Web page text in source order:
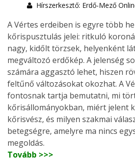
Hírszerkesztő: Erdő-Mező
A Vértes erdeiben is egyre több
kőrispusztulás jelei: ritkuló
nagy, kidőlt törzsek, helyenként
megváltozó erdőkép. A jelenség
számára aggasztó lehet, hiszen
feltűnő változásokat okozhat. A
fontosnak tartja bemutatni, mi
kőrisállományokban, miért jelent
kőrisvész, és milyen szakmai
betegségre, amelyre ma nincs
megoldás.
Tovább >>>